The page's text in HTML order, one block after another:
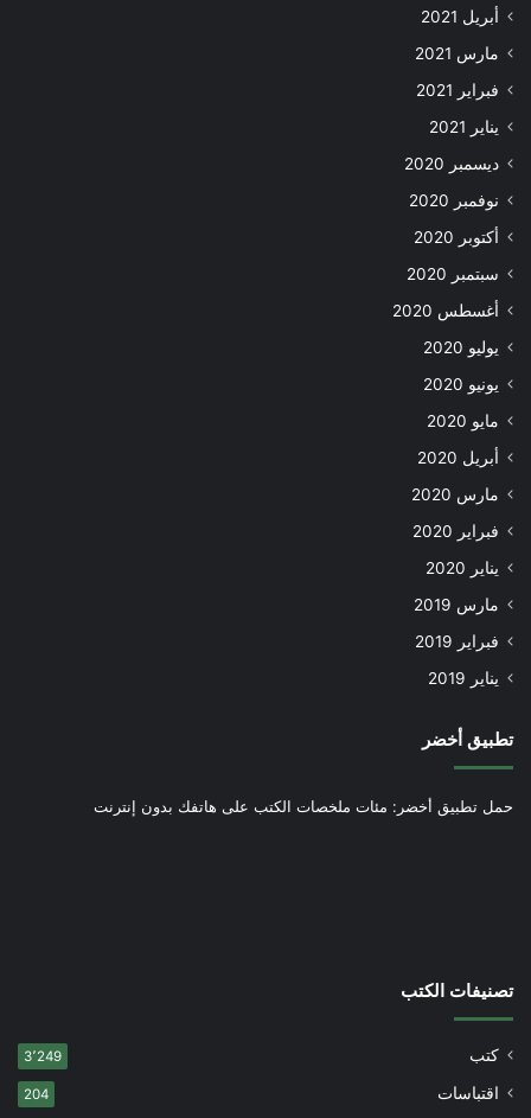
أبريل 2021
مارس 2021
فبراير 2021
يناير 2021
ديسمبر 2020
نوفمبر 2020
أكتوبر 2020
سبتمبر 2020
أغسطس 2020
يوليو 2020
يونيو 2020
مايو 2020
أبريل 2020
مارس 2020
فبراير 2020
يناير 2020
مارس 2019
فبراير 2019
يناير 2019
تطبيق أخضر
حمل تطبيق أخضر: مئات ملخصات الكتب على هاتفك بدون إنترنت
تصنيفات الكتب
كتب 3٬249
اقتباسات 204